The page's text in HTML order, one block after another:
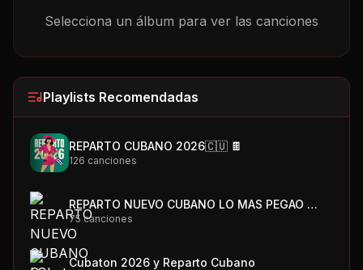
Selecciona un álbum para ver las canciones
Playlists Recomendadas
REPARTO CUBANO 2026🇨🇺 🍫
126 canciones
REPARTO NUEVO CUBANO LO MAS PEGAO 🇨🇺🍫
75 canciones
Cubaton 2026 y Reparto Cubano